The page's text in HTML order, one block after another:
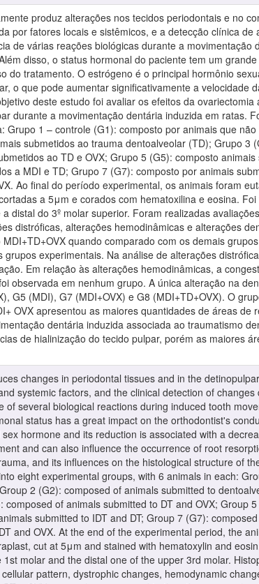
produz alterações nos tecidos periodontais e no
por fatores locais e sistêmicos, e a detecção clínica
de várias reações biológicas durante a
disso, o status hormonal do paciente tem um
do tratamento. O estrógeno é o principal hormônio
o que pode aumentar significativamente a velocidade
deste estudo foi avaliar os efeitos da
durante a movimentação dentária induzida em ratas.
Grupo 1 – controle (G1): composto por animais que
submetidos ao trauma dentoalveolar (TD); Grupo 3
ao TD e OVX; Grupo 5 (G5): composto
a MDI e TD; Grupo 7 (G7): composto por animais
Ao final do período experimental, os animais foram
a 5μm e corados com hematoxilina e eosina.
distal do 3º molar superior. Foram realizadas
distróficas, alterações hemodinâmicas e alterações
quando comparado com os demais
experimentais. Na análise de alterações
Em relação às alterações hemodinâmicas, a
observada em nenhum grupo. A única alteração na
G5 (MDI), G7 (MDI+OVX) e G8 (MDI+TD+OVX). O
OVX apresentou as maiores quantidades de áreas
dentária induzida associada ao traumatismo
de hialinização do tecido pulpar, porém as maiores
changes in periodontal tissues and in the
systemic factors, and the clinical detection of
several biological reactions during induced tooth
status has a great impact on the orthodontist's
hormone and its reduction is associated with a
and can also influence the occurrence of root
and its influences on the histological structure of
eight experimental groups, with 6 animals in each:
2 (G2): composed of animals submitted to
of animals submitted to DT and OVX; Group
submitted to IDT and DT; Group 7 (G7):
and OVX. At the end of the experimental period, the
cut at 5μm and stained with hematoxylin and
molar and the distal one of the upper 3rd molar.
pattern, dystrophic changes, hemodynamic